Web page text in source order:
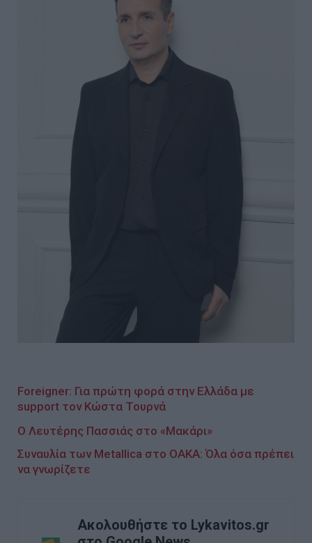
Foreigner: Για πρώτη φορά στην Ελλάδα με
support τον Κώστα Τουρνά
Ο Λευτέρης Πασσιάς στο «Μακάρι»
Συναυλία των Metallica στο ΟΑΚΑ: Όλα όσα πρέπει
να γνωρίζετε
Ακολουθήστε το Lykavitos.gr